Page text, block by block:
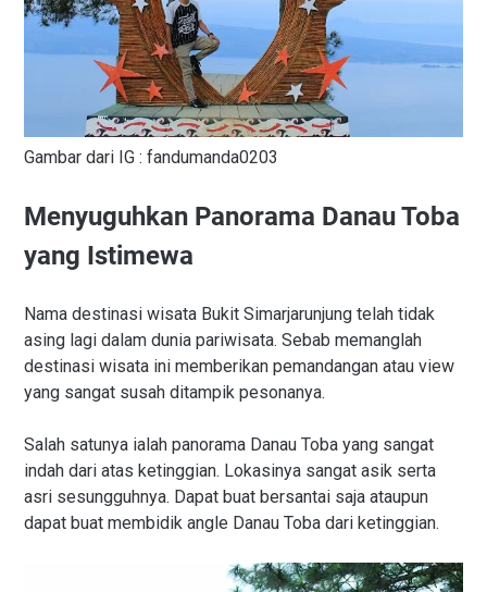
Gambar dari IG : fandumanda0203
Menyuguhkan Panorama Danau Toba
yang Istimewa
Nama destinasi wisata Bukit Simarjarunjung telah tidak
asing lagi dalam dunia pariwisata. Sebab memanglah
destinasi wisata ini memberikan pemandangan atau view
yang sangat susah ditampik pesonanya.
Salah satunya ialah panorama Danau Toba yang sangat
indah dari atas ketinggian. Lokasinya sangat asik serta
asri sesungguhnya. Dapat buat bersantai saja ataupun
dapat buat membidik angle Danau Toba dari ketinggian.